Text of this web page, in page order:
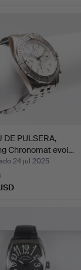
DE PULSERA,
Chronomat evol…
24 jul 2025